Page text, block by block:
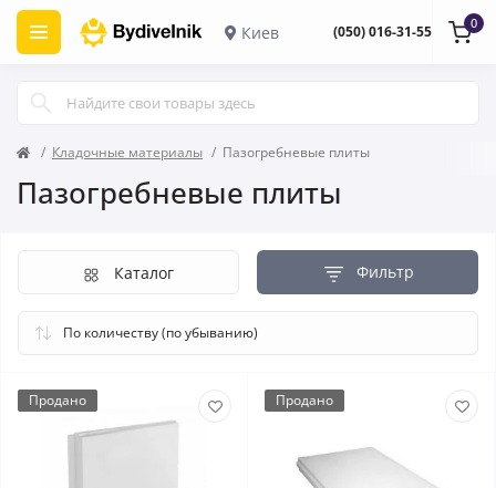
Киев (050) 016-31-55 0
Кладочные материалы Пазогребневые плиты
Пазогребневые плиты
Фильтр
Каталог
Продано Продано